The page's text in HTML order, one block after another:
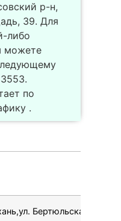
р-н,
39. Для
либо
можете
по
.
Бертюльская, 7